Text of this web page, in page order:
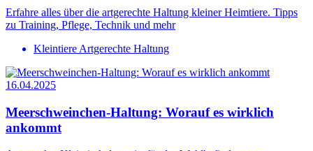
Erfahre alles über die artgerechte Haltung kleiner Heimtiere. Tipps
zu Training, Pflege, Technik und mehr
Kleintiere Artgerechte Haltung
16.04.2025
Meerschweinchen-Haltung: Worauf es wirklich
ankommt